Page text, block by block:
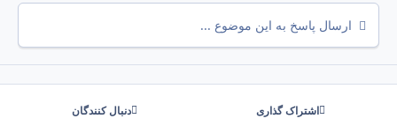
ارسال پاسخ به این موضوع ...
اشتراک گذاری دنبال کنندگان